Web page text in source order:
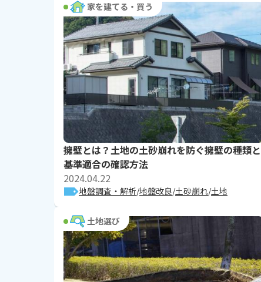
家を建てる・買う
擁壁とは？土地の土砂崩れを防ぐ擁壁の種類と
基準適合の確認方法
2024.04.22
地盤調査・解析 地盤改良 土砂崩れ 土地
土地選び